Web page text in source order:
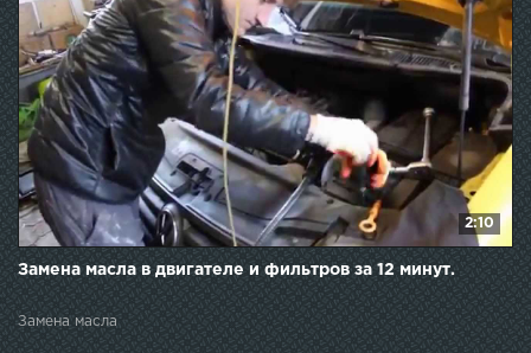
2:10
Замена масла в двигателе и фильтров за 12 минут.
Замена масла